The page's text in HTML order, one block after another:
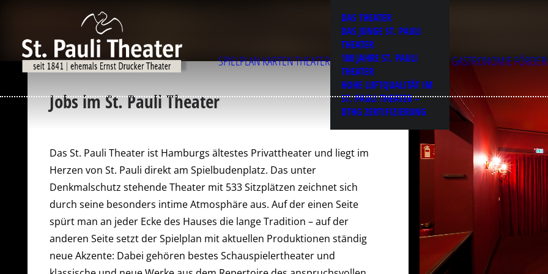
SPIELPLANKARTENTHEATER
DAS THEATER
DAS JUNGE ST. PAULI
THEATER
180 JAHRE ST. PAULI
THEATER
HOHE LUFTQUALITÄT IM
ST. PAULI THEATER –
DTHG ZERTIFIZIERUNG
GASTRONOMIE
Jobs im St. Pauli Theater
Das St. Pauli Theater ist Hamburgs ältestes Privattheater und liegt im
Herzen von St. Pauli direkt am Spielbudenplatz. Das unter
Denkmalschutz stehende Theater mit 533 Sitzplätzen zeichnet sich
durch seine besonders intime Atmosphäre aus. Auf der einen Seite
spürt man an jeder Ecke des Hauses die lange Tradition – auf der
anderen Seite setzt der Spielplan mit aktuellen Produktionen ständig
neue Akzente: Dabei gehören bestes Schauspielertheater und